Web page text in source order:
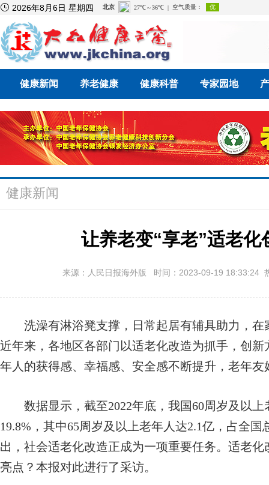
 2026年8月6日 星期四
健康新闻 养老健康 健康科普 专家园地
健康新闻
让养老变“享老”适老化
来源：人民日报海外版 时间：2023-09-19 18:33:24
洗澡有淋浴凳支撑，日常起居有辅具助力，
近年来，各地区各部门以适老化改造为抓手，创
年人的获得感、幸福感、安全感不断提升，老年
数据显示，截至2022年底，我国60周岁及以上
19.8%，其中65周岁及以上老年人达2.1亿，占全
出，社会适老化改造正成为一项重要任务。适老
亮点？本报对此进行了采访。